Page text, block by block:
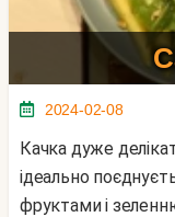
2024-02-08
Качка дуже делікатне, смачне і дієтичне м'ясо, яке
ідеально
фруктами і